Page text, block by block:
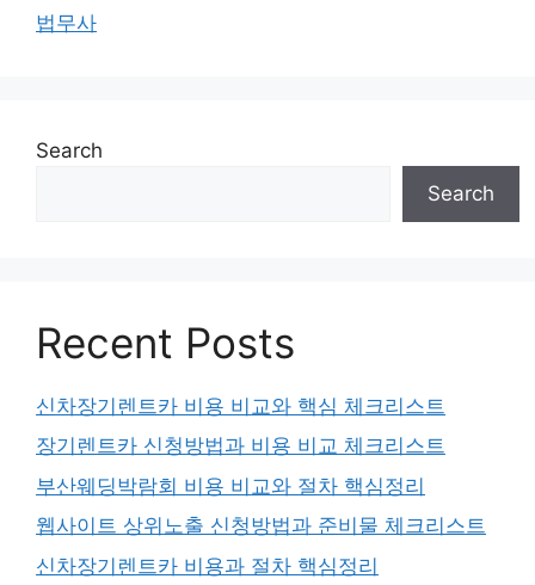
법무사
Search
Search
Recent Posts
신차장기렌트카 비용 비교와 핵심 체크리스트
장기렌트카 신청방법과 비용 비교 체크리스트
부산웨딩박람회 비용 비교와 절차 핵심정리
웹사이트 상위노출 신청방법과 준비물 체크리스트
신차장기렌트카 비용과 절차 핵심정리